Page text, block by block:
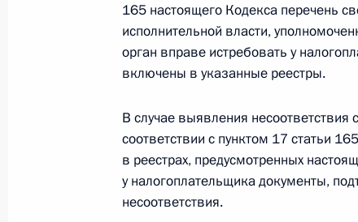
Федеральный закон от
Федеральный закон от
165 настоящего Кодекса перечень
исполнительной власти,
орган вправе истребовать у
включены в указанные реестры.
В случае выявления
соответствии с пунктом 17 статьи
в реестрах, предусмотренных
у налогоплательщика документы,
несоответствия.